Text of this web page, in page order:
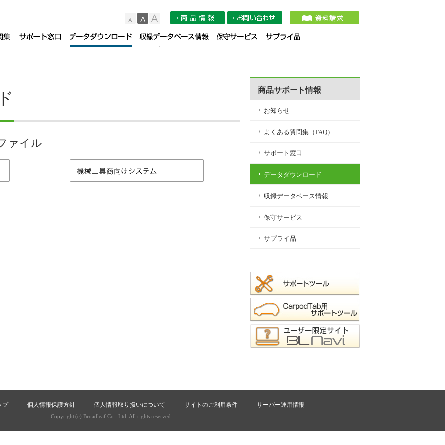
小 大
よくある質問集（FAQ）
サポート窓口
ァイル
商品サポート情報
お知らせ
よくある質問集（FAQ）
サポート窓口
データダウンロード
収録データベース情報
保守サービス
サプライ品
プ 個人情報保護方針 個人情報取り扱いについて サイトのご利用条件 サーバー運用情報
Copyright (c) Broadleaf Co., Ltd. All rights reserved.